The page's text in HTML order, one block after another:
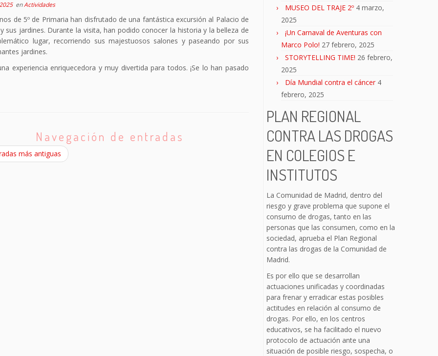
enActividades
de 5º de Primaria han disfrutado de una fantástica excursión al Palacio de
sus jardines. Durante la visita, han podido conocer la historia y la belleza de
lugar, recorriendo sus majestuosos salones y paseando por sus
jardines.
experiencia enriquecedora y muy divertida para todos. ¡Se lo han pasado
Navegación de entradas
más antiguas
MUSEO DEL TRAJE 2º 4 marzo,
2025
¡Un Carnaval de Aventuras con
Marco Polo! 27 febrero, 2025
STORYTELLING TIME! 26 febrero,
2025
Día Mundial contra el cáncer 4
febrero, 2025
PLAN REGIONAL
CONTRA LAS DROGAS
EN COLEGIOS E
INSTITUTOS
La Comunidad de Madrid, dentro del
riesgo y grave problema que supone el
consumo de drogas, tanto en las
personas que las consumen, como en la
sociedad, aprueba el Plan Regional
contra las drogas de la Comunidad de
Madrid.
Es por ello que se desarrollan
actuaciones unificadas y coordinadas
para frenar y erradicar estas posibles
actitudes en relación al consumo de
drogas. Por ello, en los centros
educativos, se ha facilitado el nuevo
protocolo de actuación ante una
situación de posible riesgo, sospecha, o